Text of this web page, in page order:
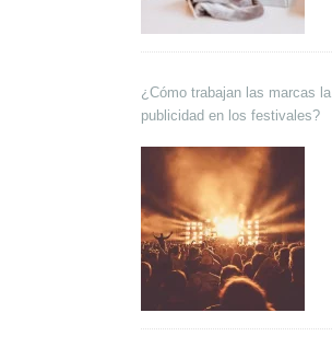
¿Cómo trabajan las marcas la
publicidad en los festivales?